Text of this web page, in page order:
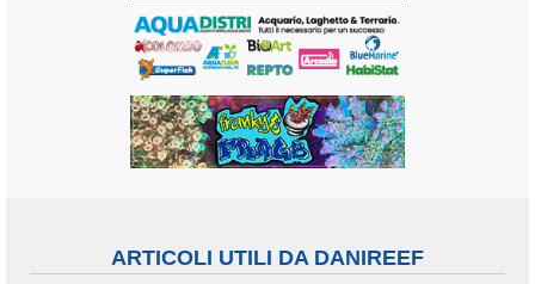
ARTICOLI UTILI DA DANIREEF